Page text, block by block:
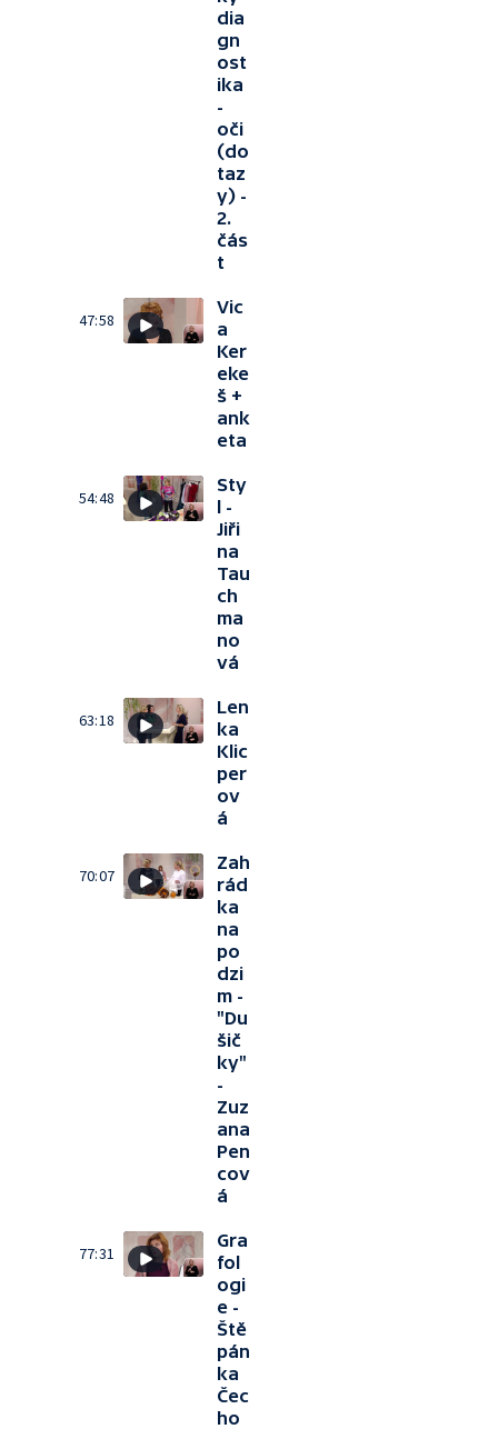
dia
gn
ost
ika
-
oči
(do
taz
y) -
2.
čás
t
47:58
Vic
a
Ker
eke
š +
ank
eta
54:48
Sty
l -
Jiři
na
Tau
ch
ma
no
vá
63:18
Len
ka
Klic
per
ov
á
70:07
Zah
rád
ka
na
po
dzi
m -
"Du
šič
ky"
-
Zuz
ana
Pen
cov
á
77:31
Gra
fol
ogi
e -
Ště
pán
ka
Čec
ho